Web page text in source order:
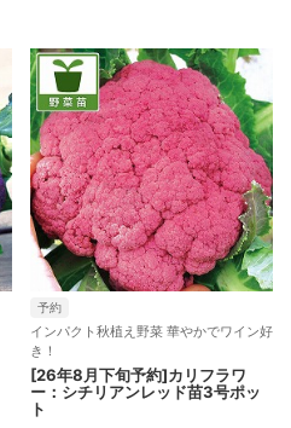
予約
インパクト秋植え野菜 華やかでワイン好
き！
[26年8月下旬予約]カリフラワ
ー：シチリアンレッド苗3号ポッ
ト